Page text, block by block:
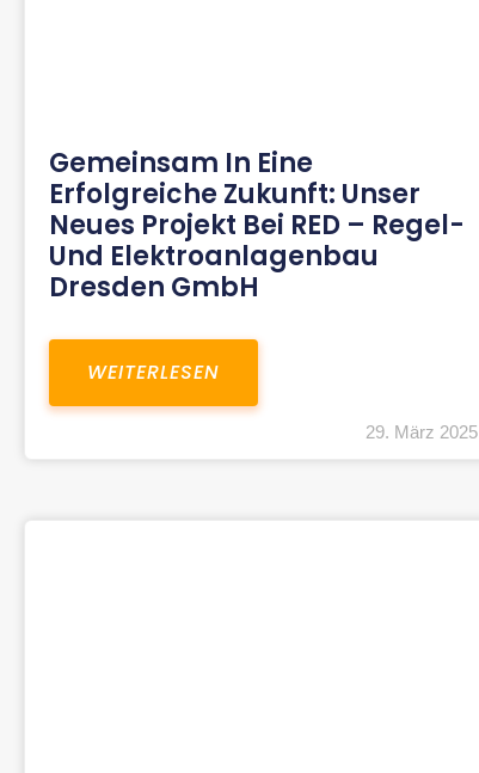
Gemeinsam In Eine
Erfolgreiche Zukunft: Unser
Neues Projekt Bei RED – Regel-
Und Elektroanlagenbau
Dresden GmbH
WEITERLESEN
29. März 2025